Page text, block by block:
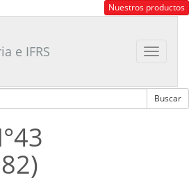
Nuestros productos
Toggle
e IFRS